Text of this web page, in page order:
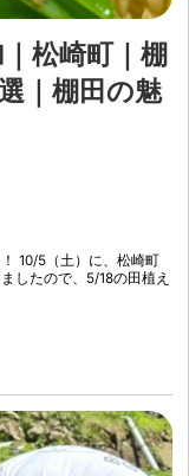
松崎町｜棚
｜棚田の魅
10/5（土）に、松崎町
したので、5/18の田植え